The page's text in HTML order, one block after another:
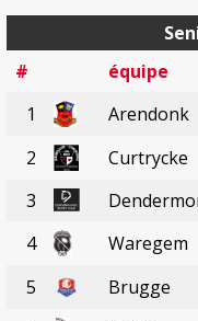
#
équipe
1
Arendonk
2
Curtrycke
3
4
Waregem
5
Brugge